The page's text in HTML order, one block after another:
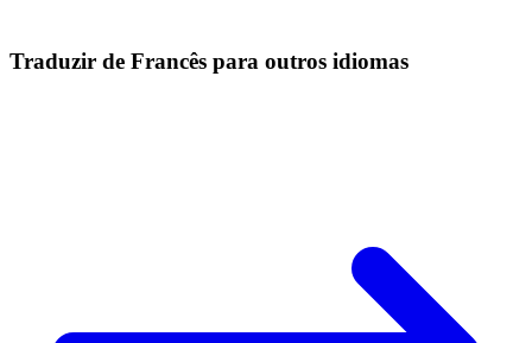
Traduzir de Francês para outros idiomas